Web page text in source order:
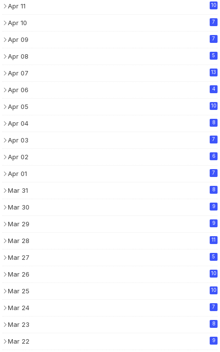
Apr 11 10
Apr 10 7
Apr 09 7
Apr 08 5
Apr 07 13
Apr 06 4
Apr 05 10
Apr 04 8
Apr 03 7
Apr 02 6
Apr 01 7
Mar 31 8
Mar 30 9
Mar 29 9
Mar 28 11
Mar 27 5
Mar 26 10
Mar 25 10
Mar 24 7
Mar 23 8
Mar 22 9